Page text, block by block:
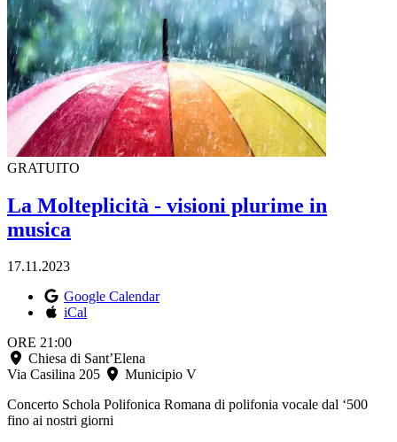
GRATUITO
La Molteplicità - visioni plurime in
musica
17.11.2023
Google Calendar
iCal
ORE 21:00
Chiesa di Sant’Elena
Via Casilina 205
Municipio V
Concerto Schola Polifonica Romana di polifonia vocale dal ‘500
fino ai nostri giorni